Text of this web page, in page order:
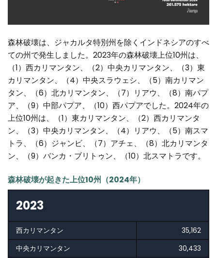
森林破壊は、ジャカルタ特別州を除くインドネシアのすべ
ての州で発生しました。2023年の森林破壊上位10州は、
（1）西カリマンタン、（2）中央カリマンタン、（3）東
カリマンタン、（4）中央スラウェシ、（5）南カリマン
タン、（6）北カリマンタン、（7）リアウ、（8）南パプ
ア、（9）中部パプア、（10）西パプアでした。2024年の
上位10州は、（1）東カリマンタン、（2）西カリマンタ
ン、（3）中央カリマンタン、（4）リアウ、（5）南スマ
トラ、（6）ジャンビ、（7）アチェ、（8）北カリマンタ
ン、（9）バンカ・ブリトゥン、（10）北スマトラです。
森林破壊が起きた上位10州（2024年）
2023
西カリマンタン
35,162
中央カリマンタン
30,433